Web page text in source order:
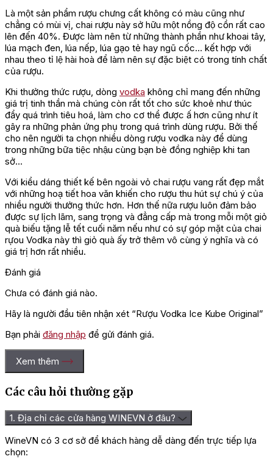
Là một sản phẩm rượu chưng cất không có màu cũng như
chẳng có mùi vị, chai rượu này sở hữu một nồng độ cồn rất cao
lên đến 40%. Được làm nên từ những thành phần như khoai tây,
lúa mạch đen, lúa nếp, lúa gạo tẻ hay ngũ cốc… kết hợp với
nhau theo tỉ lệ hài hoà để làm nên sự đặc biệt có trong tính chất
của rượu.
Khi thưởng thức rượu, dòng vodka không chỉ mang đến những
giá trị tinh thần mà chúng còn rất tốt cho sức khoẻ như thúc
đẩy quá trình tiêu hoá, làm cho cơ thể được ấ hơn cũng như ít
gây ra những phản ứng phụ trong quá trình dùng rượu. Bởi thế
cho nên người ta chọn nhiều dòng rượu vodka này để dùng
trong những bữa tiệc nhậu cùng bạn bè đồng nghiệp khi tan
sở…
Với kiểu dáng thiết kế bên ngoài vỏ chai rượu vang rất đẹp mắt
với những hoạ tiết hoa văn khiến cho rượu thu hút sự chú ý của
nhiều người thưởng thức hơn. Hơn thế nữa rượu luôn đảm bảo
được sự lịch lãm, sang trọng và đẳng cấp mà trong mỗi một giỏ
quà biếu tặng lễ tết cuối năm nếu như có sự góp mặt của chai
rựou Vodka này thì giỏ quà ấy trở thêm vô cùng ý nghĩa và có
giá trị hơn rất nhiều.
Đánh giá
Chưa có đánh giá nào.
Hãy là người đầu tiên nhận xét “Rượu Vodka Ice Kube Original”
Bạn phải đăng nhập để gửi đánh giá.
Xem thêm
Các câu hỏi thường gặp
1. Địa chỉ các cửa hàng WINEVN ở đâu?
WineVN có 3 cơ sở để khách hàng dễ dàng đến trực tiếp lựa
chọn: